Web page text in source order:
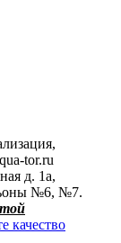
tor.ru
д. 1а,
№6, №7.